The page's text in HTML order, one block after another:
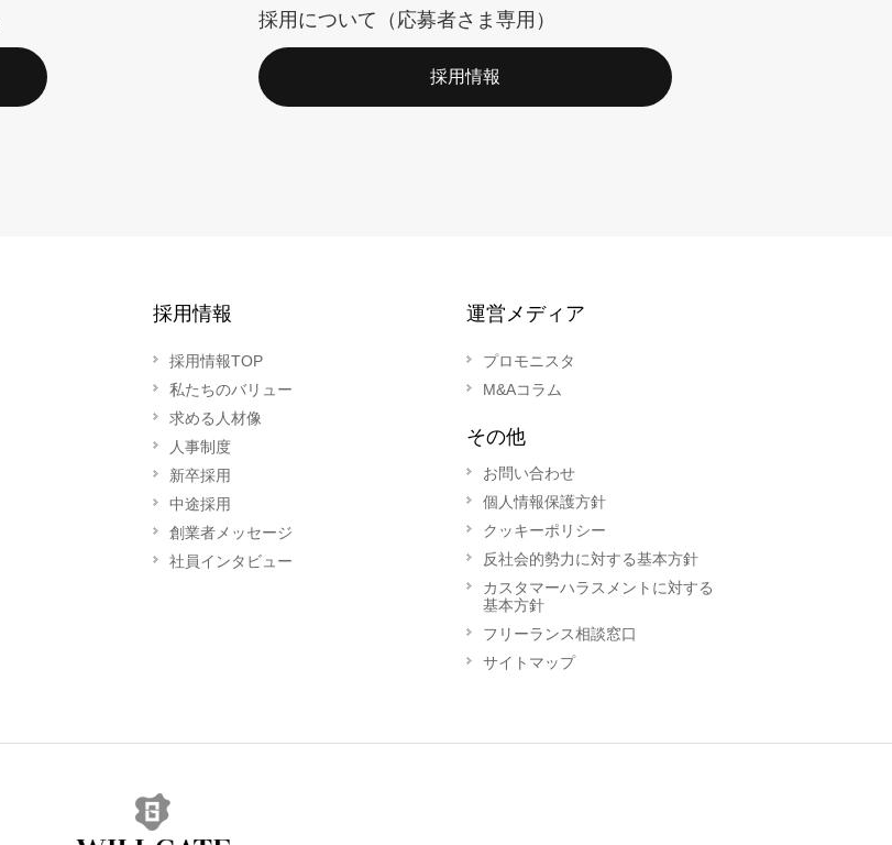
採用について（応募者さま専用）
採用情報
採用情報
採用情報TOP
私たちのバリュー
求める人材像
人事制度
新卒採用
中途採用
創業者メッセージ
社員インタビュー
運営メディア
プロモニスタ
M&Aコラム
その他
お問い合わせ
個人情報保護方針
クッキーポリシー
反社会的勢力に対する基本方針
カスタマーハラスメントに対する
基本方針
フリーランス相談窓口
サイトマップ